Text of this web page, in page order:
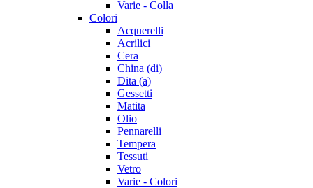
Varie - Colla
Colori
Acquerelli
Acrilici
Cera
China (di)
Dita (a)
Gessetti
Matita
Olio
Pennarelli
Tempera
Tessuti
Vetro
Varie - Colori